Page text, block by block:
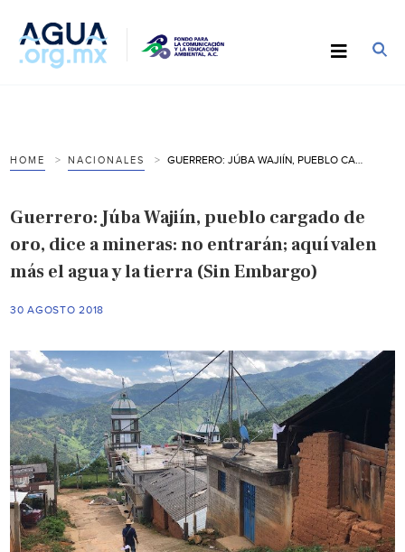
HOME NACIONALES
Guerrero: Júba Wajiín, pueblo cargado de
oro, dice a mineras: no entrarán; aquí valen
más el agua y la tierra (Sin Embargo)
30 AGOSTO 2018